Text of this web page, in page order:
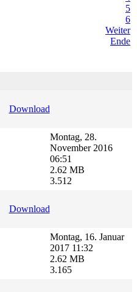
5
6
Weiter
Ende
Download
Montag, 28.
November 2016
06:51
2.62 MB
3.512
Download
Montag, 16. Januar
2017 11:32
2.62 MB
3.165